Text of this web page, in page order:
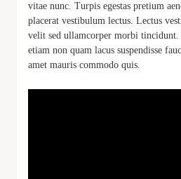
vitae nunc. Turpis egestas pretium
placerat vestibulum lectus. Lectus
velit sed ullamcorper morbi
etiam non quam lacus suspendisse
amet mauris commodo quis.